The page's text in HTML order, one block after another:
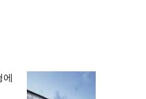
에